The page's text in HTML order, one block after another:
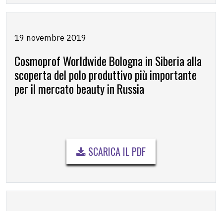
19 novembre 2019
Cosmoprof Worldwide Bologna in Siberia alla
scoperta del polo produttivo più importante
per il mercato beauty in Russia
SCARICA IL PDF